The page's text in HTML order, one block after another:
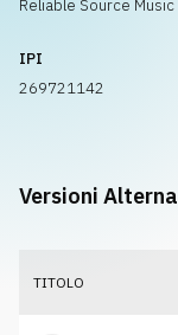
Reliable Source Music
IPI
269721142
Versioni
TITOLO